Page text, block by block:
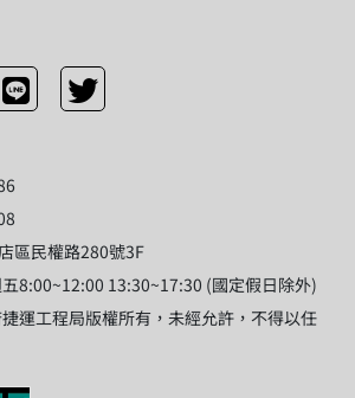
區民權路280號3F
8:00~12:00 13:30~17:30 (國定假日除外)
運工程局版權所有，未經允許，不得以任